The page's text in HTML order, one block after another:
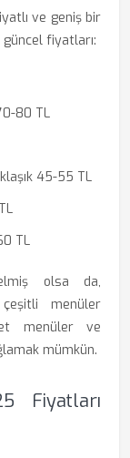
ve geniş bir
fiyatları:
80 TL
45-55 TL
TL
olsa da,
menüler
menüler ve
mümkün.
Fiyatları